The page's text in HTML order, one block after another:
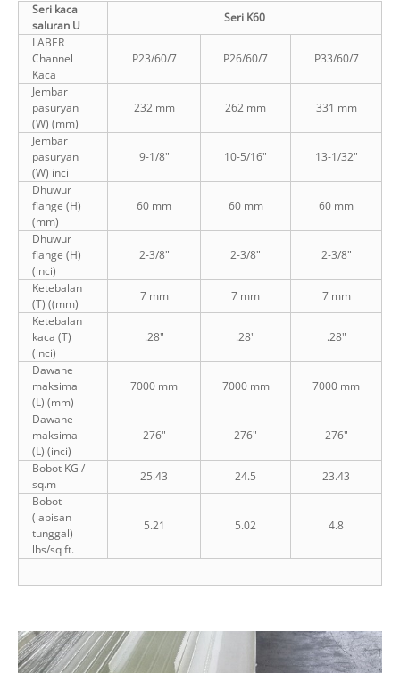
Seri kaca
saluran U
Seri K60
LABER
Channel
Kaca
P23/60/7 P26/60/7 P33/60/7
Jembar
pasuryan
(W) (mm)
232 mm 262 mm 331 mm
Jembar
pasuryan
(W) inci
9-1/8" 10-5/16" 13-1/32"
Dhuwur
flange (H)
(mm)
60 mm 60 mm 60 mm
Dhuwur
flange (H)
(inci)
2-3/8" 2-3/8" 2-3/8"
Ketebalan
(T) ((mm)
7 mm 7 mm
7 mm
Ketebalan
kaca (T)
(inci)
.28" .28" .28"
Dawane
maksimal
(L) (mm)
7000 mm 7000 mm 7000 mm
Dawane
maksimal
(L) (inci)
276" 276" 276"
Bobot KG /
sq.m
25.43 24.5
23.43
Bobot
(lapisan
tunggal)
lbs/sq ft.
5.21 5.02 4.8